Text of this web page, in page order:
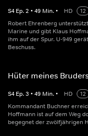
S4 Ep.2 • 49 Min. • HD
12
Robert Ehrenberg
Marine und gibt Klaus
ihm auf der Spur. U-949
Beschuss.
Hüter meines
S4 Ep.3 • 49 Min. • HD
12
Kommandant Buchner
Hoffmann ist auf dem Weg
begegnet der zwölfjährigen